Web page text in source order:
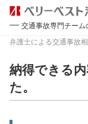
交通事故専門チーム
弁護士による交通事故
納得できる
た。